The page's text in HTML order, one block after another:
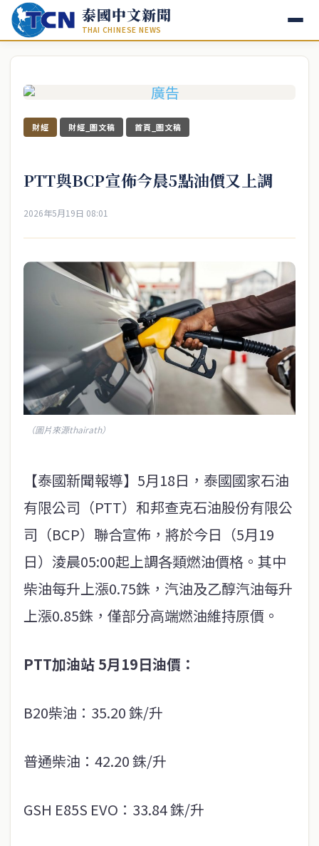
泰國中文新聞
THAI CHINESE NEWS
財經 財經_圖文稿 首頁_圖文稿
PTT與BCP宣佈今晨5點油價又上調
2026年5月19日 08:01
（圖片來源thairath）
【泰國新聞報導】5月18日，泰國國家石油
有限公司（PTT）和邦查克石油股份有限公
司（BCP）聯合宣佈，將於今日（5月19
日）淩晨05:00起上調各類燃油價格。其中
柴油每升上漲0.75銖，汽油及乙醇汽油每升
上漲0.85銖，僅部分高端燃油維持原價。
PTT加油站 5月19日油價：
B20柴油：35.20 銖/升
普通柴油：42.20 銖/升
GSH E85S EVO：33.84 銖/升